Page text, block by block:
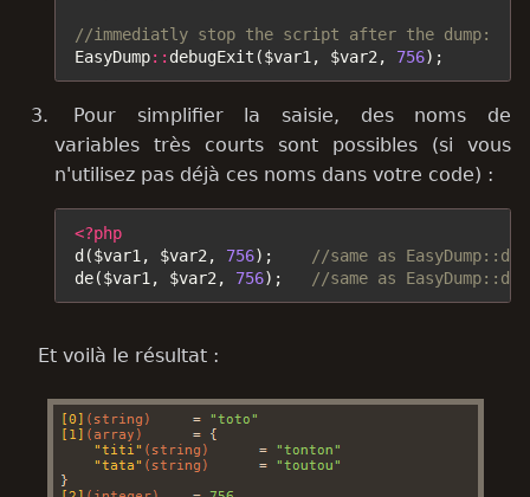
//immediatly stop the script after the dump:
EasyDump:: debugExit ($var1 , $var2 , 756);
Pour simplifier la saisie, des noms de
variables très courts sont possibles (si vous
n'utilisez pas déjà ces noms dans votre code) :
<?php
d($var1 , $var2 , 756);
//same as
de($var1 , $var2 , 756); //same as
Et voilà le résultat :